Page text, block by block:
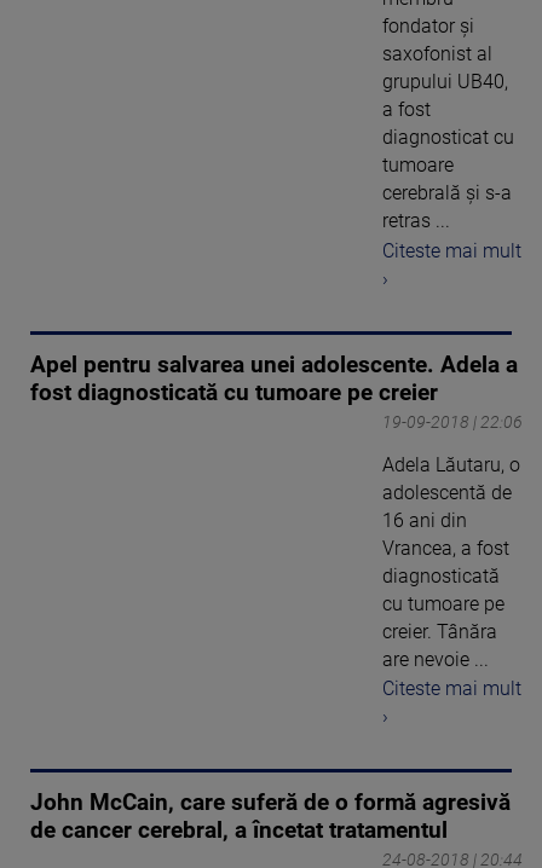
fondator şi
saxofonist al
grupului UB40,
a fost
diagnosticat cu
tumoare
cerebrală şi s-a
retras ...
Citeste mai mult
›
Apel pentru salvarea unei adolescente. Adela a
fost diagnosticată cu tumoare pe creier
19-09-2018 | 22:06
Adela Lăutaru, o
adolescentă de
16 ani din
Vrancea, a fost
diagnosticată
cu tumoare pe
creier. Tânăra
are nevoie ...
Citeste mai mult
›
John McCain, care suferă de o formă agresivă
de cancer cerebral, a încetat tratamentul
24-08-2018 | 20:44